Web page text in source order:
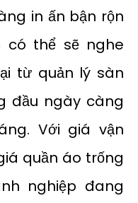
in ấn bận rộn
có thể sẽ nghe
từ quản lý sàn
đầu ngày càng
Với giá vận
quần áo trống
nghiệp đang